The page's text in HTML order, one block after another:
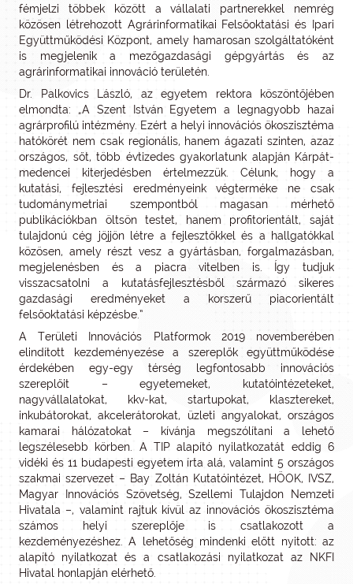
fémjelzi többek között a vállalati partnerekkel nemrég
közösen létrehozott Agrárinformatikai Felsőoktatási és Ipari
Együttműködési Központ, amely hamarosan szolgáltatóként
is megjelenik a mezőgazdasági gépgyártás és az
agrárinformatikai innováció területén.
Dr. Palkovics László, az egyetem rektora köszöntőjében
elmondta: „A Szent István Egyetem a legnagyobb hazai
agrárprofilú intézmény. Ezért a helyi innovációs ökoszisztéma
hatókörét nem csak regionális, hanem ágazati szinten, azaz
országos, sőt, több évtizedes gyakorlatunk alapján Kárpát-
medencei kiterjedésben értelmezzük. Célunk, hogy a
kutatási, fejlesztési eredményeink végterméke ne csak
tudománymetriai szempontból magasan mérhető
publikációkban öltsön testet, hanem profitorientált, saját
tulajdonú cég jöjjön létre a fejlesztőkkel és a hallgatókkal
közösen, amely részt vesz a gyártásban, forgalmazásban,
megjelenésben és a piacra vitelben is. Így tudjuk
visszacsatolni a kutatásfejlesztésből származó sikeres
gazdasági eredményeket a korszerű piacorientált
felsőoktatási képzésbe.”
A Területi Innovációs Platformok 2019 novemberében
elindított kezdeményezése a szereplők együttműködése
érdekében egy-egy térség legfontosabb innovációs
szereplőit – egyetemeket, kutatóintézeteket,
nagyvállalatokat, kkv-kat, startupokat, klasztereket,
inkubátorokat, akcelerátorokat, üzleti angyalokat, országos
kamarai hálózatokat – kívánja megszólítani a lehető
legszélesebb körben. A TIP alapító nyilatkozatát eddig 6
vidéki és 11 budapesti egyetem írta alá, valamint 5 országos
szakmai szervezet – Bay Zoltán Kutatóintézet, HÖOK, IVSZ,
Magyar Innovációs Szövetség, Szellemi Tulajdon Nemzeti
Hivatala –, valamint rajtuk kívül az innovációs ökoszisztéma
számos helyi szereplője is csatlakozott a
kezdeményezéshez. A lehetőség mindenki előtt nyitott: az
alapító nyilatkozat és a csatlakozási nyilatkozat az NKFI
Hivatal honlapján elérhető.